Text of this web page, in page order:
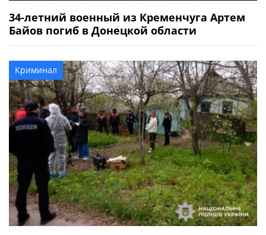
34-летний военный из Кременчуга Артем
Байов погиб в Донецкой области
Криминал